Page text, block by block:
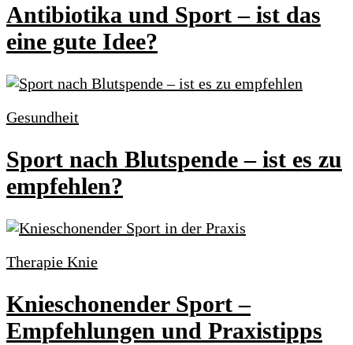
Antibiotika und Sport – ist das
eine gute Idee?
Gesundheit
Sport nach Blutspende – ist es zu
empfehlen?
Therapie Knie
Knieschonender Sport –
Empfehlungen und Praxistipps